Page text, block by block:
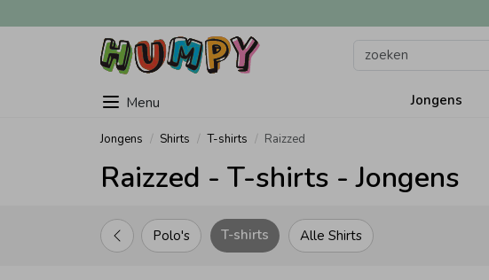
Menu Jongens
Jongens Shirts T-shirts Raizzed
Raizzed - T-shirts - Jongens
Alle Shirts
Polo's T-shirts